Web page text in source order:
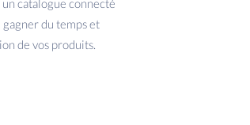
catalogue connecté
du temps et
de vos produits.